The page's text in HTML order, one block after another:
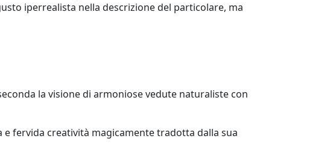
iperrealista nella descrizione del particolare, ma
la visione di armoniose vedute naturaliste con
fervida creatività magicamente tradotta dalla sua